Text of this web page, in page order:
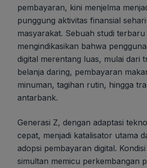
pembayaran, kini menjelma
punggung aktivitas finansial
masyarakat. Sebuah studi terbaru
mengindikasikan bahwa
digital merentang luas, mulai dari
belanja daring, pembayaran
minuman, tagihan rutin, hingga
antarbank.
Generasi Z, dengan adaptasi
cepat, menjadi katalisator utama
adopsi pembayaran digital.
simultan memicu perkembangan